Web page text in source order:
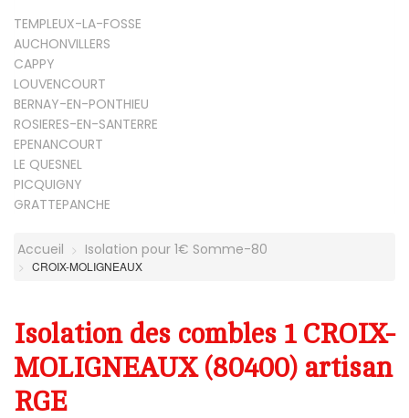
TEMPLEUX-LA-FOSSE
AUCHONVILLERS
CAPPY
LOUVENCOURT
BERNAY-EN-PONTHIEU
ROSIERES-EN-SANTERRE
EPENANCOURT
LE QUESNEL
PICQUIGNY
GRATTEPANCHE
Accueil Isolation pour 1€ Somme-80
CROIX-MOLIGNEAUX
Isolation des combles 1 CROIX-
MOLIGNEAUX (80400) artisan
RGE